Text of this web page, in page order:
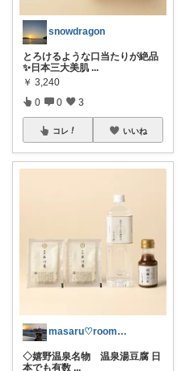
snowdragon
とろけるような口当たりが絶品
✨日本三大美肌 ...
￥ 3,240
0 0 3
コレ いいね
masaru♡room_5be
◇嬉野温泉名物 温泉湯豆腐 日
本でも有数 ...